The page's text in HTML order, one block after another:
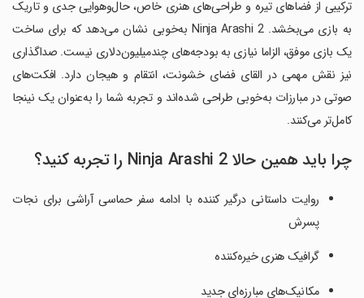
ترکیبی از فضاهای تیره و طراحی‌های هنری خاص، حال‌وهوایی جدی و تاریک
به بازی می‌بخشد. Ninja Arashi 2 به‌خوبی نشان می‌دهد که برای ساخت
یک بازی موفق، الزاما نیازی به بودجه‌های چندمیلیون‌دلاری نیست. صداگذاری
نیز نقش مهمی در القای فضای خشونت، انتقام و هیجان دارد. افکت‌های
صوتی در مبارزات به‌خوبی طراحی شده‌اند و تجربه شما را به‌عنوان یک نینجا
کامل‌تر می‌کنند.
چرا باید همین حالا Ninja Arashi 2 را تجربه کنید؟
روایت داستانی درگیر کننده با ادامه سفر حماسی آراشی برای نجات
پسرش
گرافیک هنری خیره‌کننده
مکانیک‌های مبارزه‌ای جدید